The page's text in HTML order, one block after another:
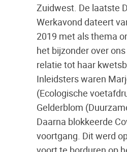
Zuidwest. De laatste
Werkavond dateert
2019 met als thema
het bijzonder over
relatie tot haar
Inleidsters waren
(Ecologische
Gelderblom
Daarna blokkeerde
voortgang. Dit werd